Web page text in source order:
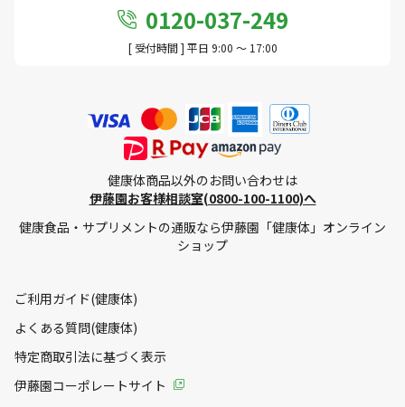
0120-037-249
[ 受付時間 ] 平日 9:00 ～ 17:00
健康体商品以外のお問い合わせは
伊藤園お客様相談室(0800-100-1100)へ
健康食品・サプリメントの通販なら伊藤園「健康体」オンライン
ショップ
ご利用ガイド(健康体)
よくある質問(健康体)
特定商取引法に基づく表示
伊藤園コーポレートサイト